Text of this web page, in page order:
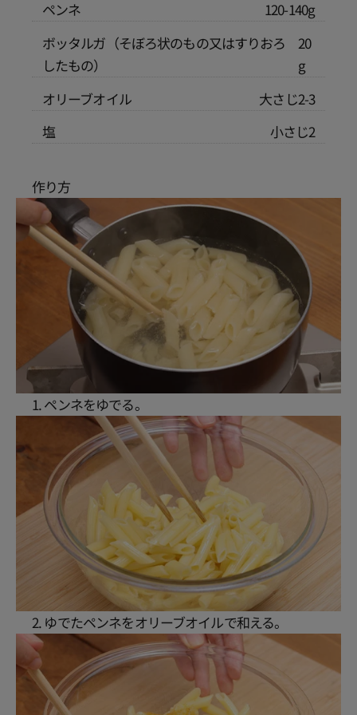
ペンネ
120-140g
ボッタルガ（そぼろ状のもの又はすりおろ
したもの）
20
g
オリーブオイル
大さじ2-3
塩
小さじ2
作り方
1. ペンネをゆでる。
2. ゆでたペンネをオリーブオイルで和える。